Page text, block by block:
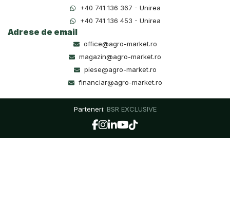
+40 741 136 367 - Unirea
+40 741 136 453 - Unirea
Adrese de email
office@agro-market.ro
magazin@agro-market.ro
piese@agro-market.ro
financiar@agro-market.ro
Parteneri: BSR EXCLUSIVE